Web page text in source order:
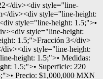
div><div style="line-
div><div style="line-height:
style="line-height: 1.5;">•
style="line-height:
1.5;">Fracción 3</div>
style="line-height:
height: 1.5;">• Medidas:
1.5;">• Superficie: 220
Precio: $1,000,000 MXN